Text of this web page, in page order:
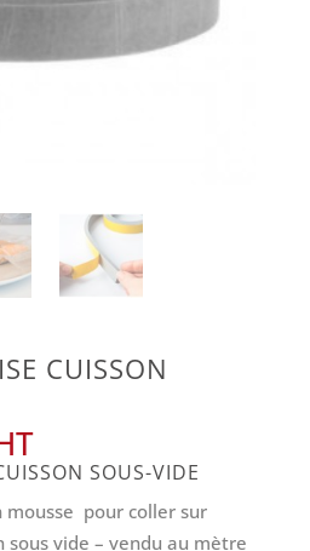
CUISSON
SOUS-VIDE
mousse pour coller sur
sous vide – vendu au mètre